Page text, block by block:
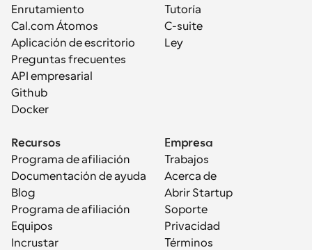
Enrutamiento
Cal.com Átomos
Aplicación de escritorio
Preguntas frecuentes
API empresarial
Github
Docker
Tutoría
C-suite
Ley
Recursos
Programa de afiliación
Documentación de ayuda
Blog
Programa de afiliación
Equipos
Incrustar
Empresa
Trabajos
Acerca de
Abrir Startup
Soporte
Privacidad
Términos